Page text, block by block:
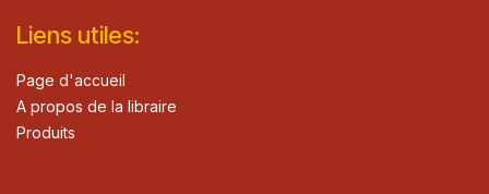
Lie​ns utiles:
Page d'accueil
A propos de la libraire
Produits